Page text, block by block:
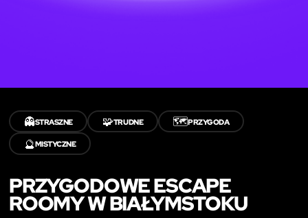
👻STRASZNE 🧩TRUDNE 🗺️PRZYGODA
🔮MISTYCZNE
PRZYGODOWE ESCAPE
ROOMY W BIAŁYMSTOKU